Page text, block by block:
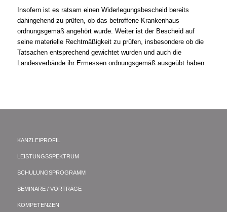
Insofern ist es ratsam einen Widerlegungsbescheid bereits
dahingehend zu prüfen, ob das betroffene Krankenhaus
ordnungsgemäß angehört wurde. Weiter ist der Bescheid auf
seine materielle Rechtmäßigkeit zu prüfen, insbesondere ob die
Tatsachen entsprechend gewichtet wurden und auch die
Landesverbände ihr Ermessen ordnungsgemäß ausgeübt haben.
KANZLEIPROFIL
LEISTUNGSSPEKTRUM
SCHULUNGSPROGRAMM
SEMINARE / VORTRÄGE
KOMPETENZEN